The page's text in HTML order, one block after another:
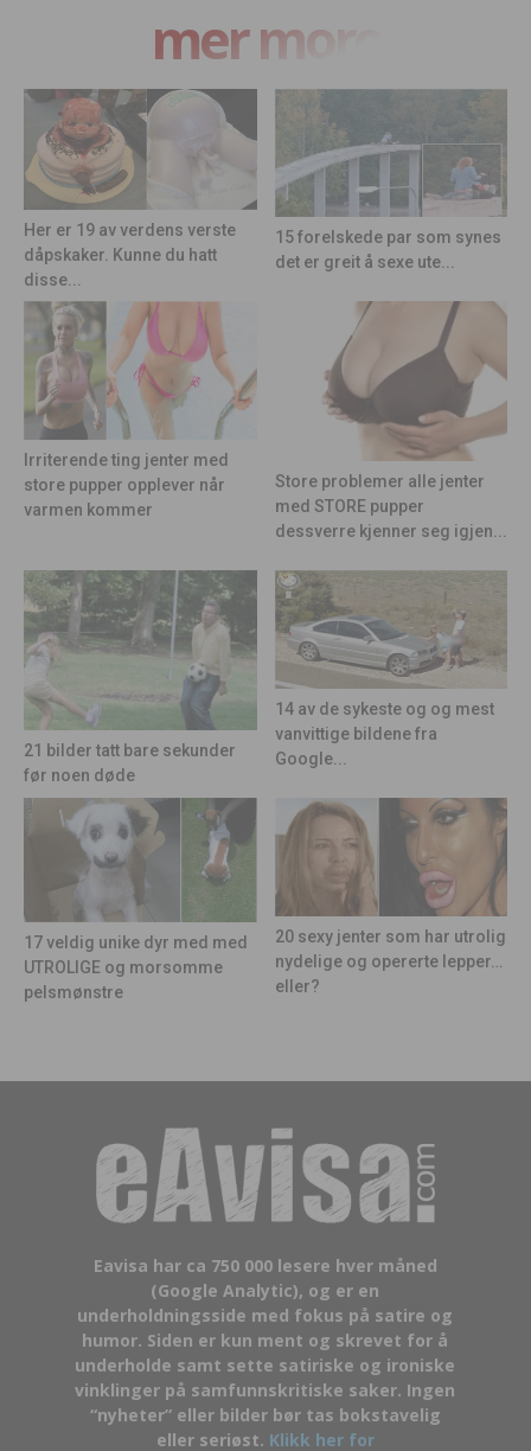
mer moro
Her er 19 av verdens verste
dåpskaker. Kunne du hatt
disse...
15 forelskede par som synes
det er greit å sexe ute...
Irriterende ting jenter med
store pupper opplever når
varmen kommer
Store problemer alle jenter
med STORE pupper
dessverre kjenner seg igjen...
21 bilder tatt bare sekunder
før noen døde
14 av de sykeste og og mest
vanvittige bildene fra
Google...
17 veldig unike dyr med med
UTROLIGE og morsomme
pelsmønstre
20 sexy jenter som har utrolig
nydelige og opererte lepper…
eller?
Eavisa har ca 750 000 lesere hver måned
(Google Analytic), og er en
underholdningsside med fokus på satire og
humor. Siden er kun ment og skrevet for å
underholde samt sette satiriske og ironiske
vinklinger på samfunnskritiske saker. Ingen
“nyheter” eller bilder bør tas bokstavelig
eller seriøst. Klikk her for